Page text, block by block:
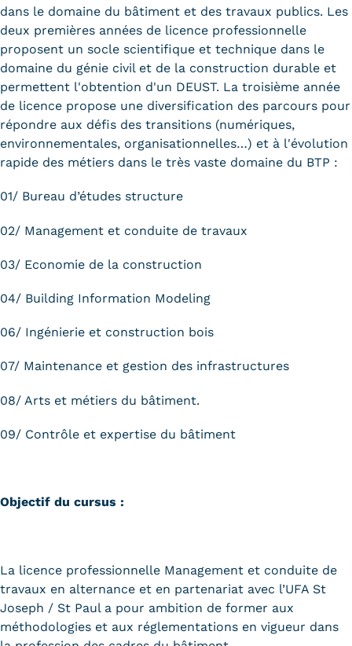
Validation des études
supérieures (VES)
Validation des acquis
professionnels et personnels
(VAPP)
Discrimination/égalité/mixité
Règlement intérieur
Infos élèves
dans le domaine du bâtiment et des travaux publics. Les
deux premières années de licence professionnelle
proposent un socle scientifique et technique dans le
domaine du génie civil et de la construction durable et
permettent l'obtention d'un DEUST. La troisième année
de licence propose une diversification des parcours pour
répondre aux défis des transitions (numériques,
environnementales, organisationnelles…) et à l'évolution
rapide des métiers dans le très vaste domaine du BTP :
01/ Bureau d’études structure
02/ Management et conduite de travaux
03/ Economie de la construction
04/ Building Information Modeling
06/ Ingénierie et construction bois
07/ Maintenance et gestion des infrastructures
08/ Arts et métiers du bâtiment.
09/ Contrôle et expertise du bâtiment
Objectif du cursus :
La licence professionnelle Management et conduite de
travaux en alternance et en partenariat avec l’UFA St
Joseph / St Paul a pour ambition de former aux
méthodologies et aux réglementations en vigueur dans